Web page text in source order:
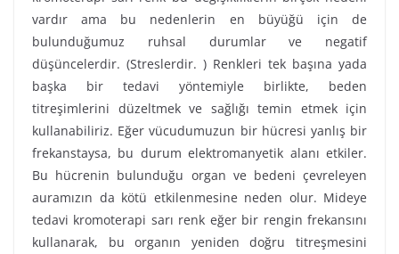
vardır ama bu nedenlerin en büyüğü için de
bulunduğumuz ruhsal durumlar ve negatif
düşüncelerdir. (Streslerdir. ) Renkleri tek başına yada
başka bir tedavi yöntemiyle birlikte, beden
titreşimlerini düzeltmek ve sağlığı temin etmek için
kullanabiliriz. Eğer vücudumuzun bir hücresi yanlış bir
frekanstaysa, bu durum elektromanyetik alanı etkiler.
Bu hücrenin bulunduğu organ ve bedeni çevreleyen
auramızın da kötü etkilenmesine neden olur. Mideye
tedavi kromoterapi sarı renk eğer bir rengin frekansını
kullanarak, bu organın yeniden doğru titreşmesini